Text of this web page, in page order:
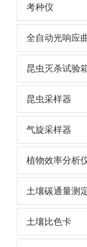
考种仪
全自动光响应
昆虫灭杀试验
昆虫采样器
气旋采样器
植物效率分析
土壤碳通量测
土壤比色卡